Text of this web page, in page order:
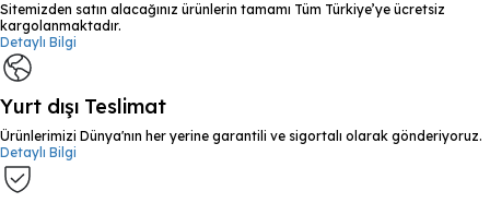
Sitemizden satın alacağınız ürünlerin tamamı Tüm Türkiye’ye ücretsiz
kargolanmaktadır.
Detaylı Bilgi
Yurt dışı Teslimat
Ürünlerimizi Dünya'nın her yerine garantili ve sigortalı olarak gönderiyoruz.
Detaylı Bilgi